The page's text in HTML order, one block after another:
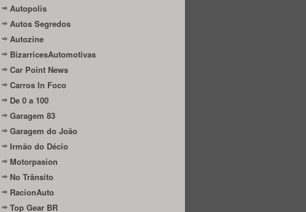
Autopolis
Autos Segredos
Autozine
BizarricesAutomotivas
Car Point News
Carros In Foco
De 0 a 100
Garagem 83
Garagem do João
Irmão do Décio
Motorpasion
No Trânsito
RacionAuto
Top Gear BR